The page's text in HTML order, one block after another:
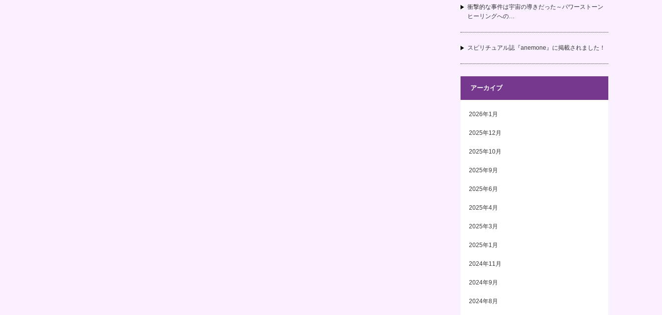
衝撃的な事件は宇宙の導きだった～パワーストーン
ヒーリングへの…
スピリチュアル誌『anemone』に掲載されました！
アーカイブ
2026年1月
2025年12月
2025年10月
2025年9月
2025年6月
2025年4月
2025年3月
2025年1月
2024年11月
2024年9月
2024年8月